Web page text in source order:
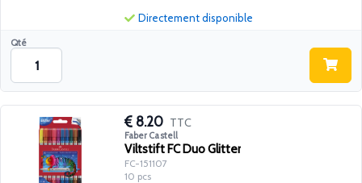
Qté
Directement disponible
8.20 TTC
Faber Castell
Viltstift FC Duo Glitter
FC-151107
10 pcs